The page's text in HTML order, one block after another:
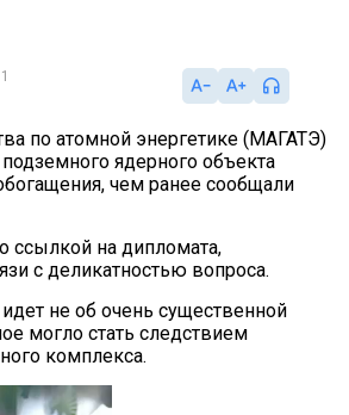
по атомной энергетике (МАГАТЭ)
ядерного объекта
чем ранее сообщали
ссылкой на дипломата,
с деликатностью вопроса.
не об очень существенной
могло стать следствием
комплекса.